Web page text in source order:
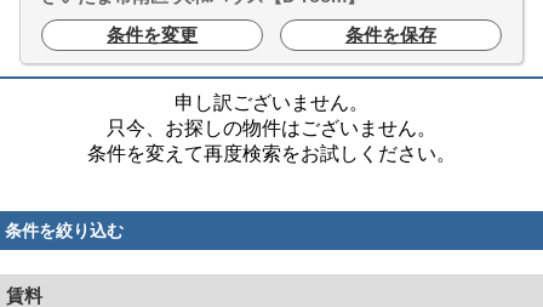
条件を変更
条件を保存
申し訳ございません。
只今、お探しの物件はございません。
条件を変えて再度検索をお試しください。
条件を絞り込む
賃料